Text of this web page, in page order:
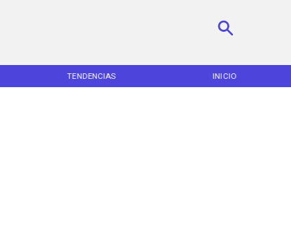
TENDENCIAS INICIO